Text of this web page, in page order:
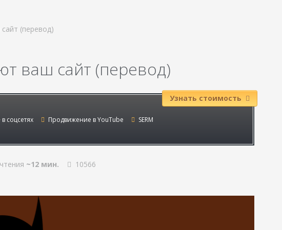
(перевод)
ваш сайт (перевод)
соцсетях Продвижение в YouTube
SERM
Узнать стоимость
~12 мин. 10566